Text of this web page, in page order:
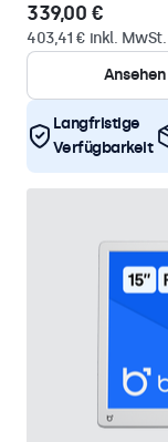
339,00 €
403,41 € inkl. MwSt.
Ansehen
Langfristige
Verfügbarkeit